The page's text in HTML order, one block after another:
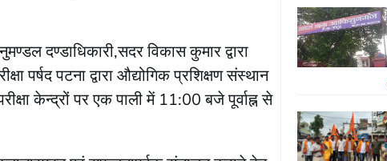
दण्डाधिकारी,सदर विकास कुमार द्वारा
पर्षद पटना द्वारा औद्योगिक प्रशिक्षण संस्थान
केन्द्रों पर एक पाली में 11:00 बजे पूर्वाह्न से